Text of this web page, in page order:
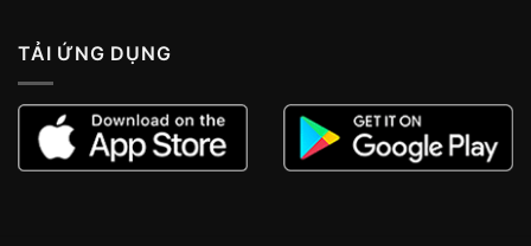
TẢI ỨNG DỤNG